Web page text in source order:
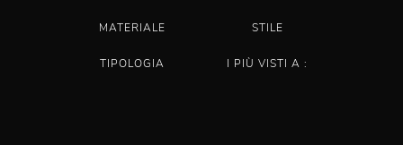
MATERIALE STILE
TIPOLOGIA I PIÙ VISTI A :